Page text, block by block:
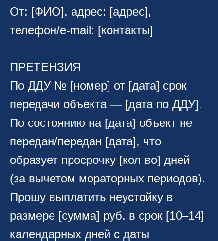
От: [ФИО], адрес: [адрес],
телефон/e‑mail: [контакты]
ПРЕТЕНЗИЯ
По ДДУ № [номер] от [дата] срок
передачи объекта — [дата по ДДУ].
По состоянию на [дата] объект не
передан/передан [дата], что
образует просрочку [кол-во] дней
(за вычетом мораторных периодов).
Прошу выплатить неустойку в
размере [сумма] руб. в срок [10–14]
календарных дней с даты